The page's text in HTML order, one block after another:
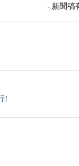
- 新聞稿
!